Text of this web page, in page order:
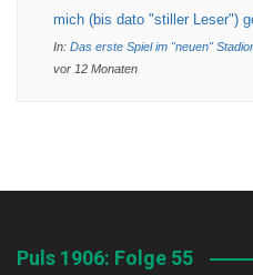
mich (bis dato "stiller Leser")
In: Das erste Spiel im "neuen"
vor 12 Monaten
Puls 1906: Folge 55